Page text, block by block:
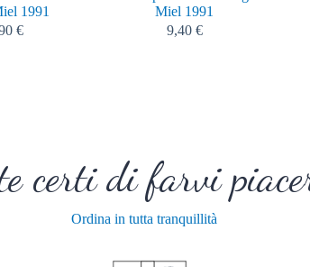
1991
€
Miel 1991
9,40 €
certi di farvi
Ordina in tutta tranquillità